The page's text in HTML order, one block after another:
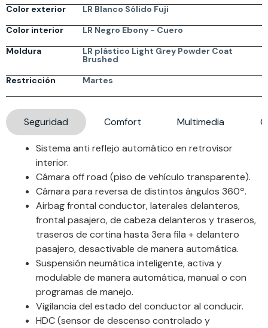
Color exterior
LR Blanco Sólido Fuji
Color interior
LR Negro Ebony - Cuero
Moldura
LR plástico Light Grey Powder Coat
Brushed
Restricción
Martes
Seguridad Comfort Multimedia
Sistema anti reflejo automático en retrovisor
interior.
Cámara off road (piso de vehículo transparente).
Cámara para reversa de distintos ángulos 360º.
Airbag frontal conductor, laterales delanteros,
frontal pasajero, de cabeza delanteros y traseros,
traseros de cortina hasta 3era fila + delantero
pasajero, desactivable de manera automática.
Suspensión neumática inteligente, activa y
modulable de manera automática, manual o con
programas de manejo.
Vigilancia del estado del conductor al conducir.
HDC (sensor de descenso controlado y